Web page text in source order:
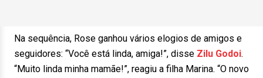
Na sequência, Rose ganhou vários elogios de amigos e
seguidores: “Você está linda, amiga!”, disse Zilu Godoi.
“Muito linda minha mamãe!”, reagiu a filha Marina. “O novo